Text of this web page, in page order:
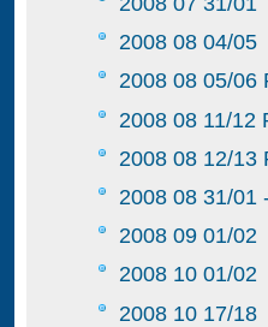
2008 08 04/05
2008 08 05/06
2008 08 11/12
2008 08 12/13
2008 08 31/01
2008 09 01/02
2008 10 01/02
2008 10 17/18